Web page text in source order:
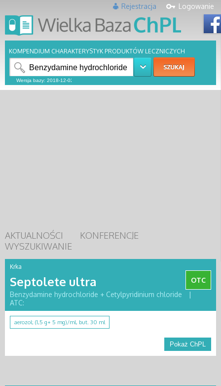
Logowanie
Rejestracja
KOMPENDIUM CHARAKTERYSTYK PRODUKTÓW LECZNICZYCH
AKTUALNOŚCI
KONFERENCJE
WYSZUKIWANIE
Krka
Septolete ultra
OTC
Benzydamine hydrochloride + Cetylpyridinium chloride
|
ATC:
aerozol; (1,5 g+ 5 mg)/ml, but. 30 ml
Pokaż ChPL